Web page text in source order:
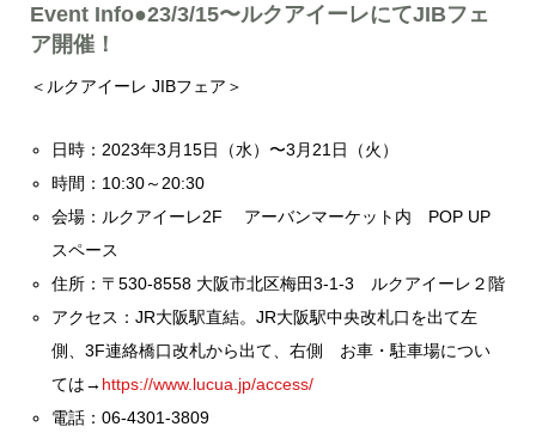
Event Info●23/3/15〜ルクアイーレにてJIBフェ
ア開催！
＜ルクアイーレ JIBフェア＞
日時：2023年3月15日（水）〜3月21日（火）
時間：10:30～20:30
会場：ルクアイーレ2F アーバンマーケット内 POP UP
スペース
住所：〒530-8558 大阪市北区梅田3-1-3 ルクアイーレ２階
アクセス：JR大阪駅直結。JR大阪駅中央改札口を出て左
側、3F連絡橋口改札から出て、右側 お車・駐車場につい
ては→ https://www.lucua.jp/access/
電話：06-4301-3809